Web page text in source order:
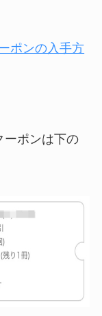
ポンの入手方
ーポンは下の